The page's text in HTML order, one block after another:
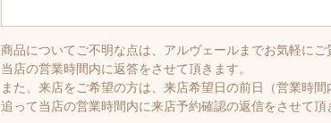
商品についてご不明な点は、アルヴェールまでお気軽にご
当店の営業時間内に返答をさせて頂きます。
また、来店をご希望の方は、来店希望日の前日（営業時
追って当店の営業時間内に来店予約確認の返信をさせて頂